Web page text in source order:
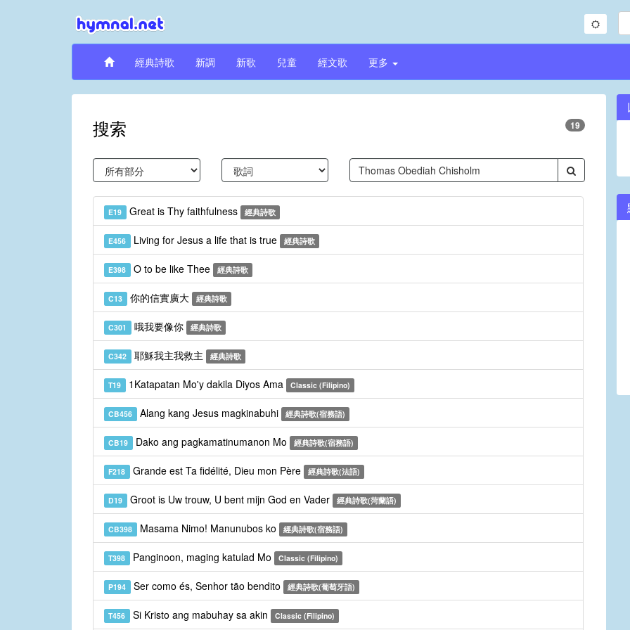
經典詩歌 新調 新歌 兒童 經文歌 更多
搜索 19
E19 Great is Thy faithfulness 經典詩歌
E456 Living for Jesus a life that is true 經典詩歌
E398 O to be like Thee 經典詩歌
C13 你的信實廣大 經典詩歌
C301 哦我要像你 經典詩歌
C342 耶穌我主我救主 經典詩歌
T19 1Katapatan Mo'y dakila Diyos Ama Classic (Filipino)
CB456 Alang kang Jesus magkinabuhi 經典詩歌(宿務語)
CB19 Dako ang pagkamatinumanon Mo 經典詩歌(宿務語)
F218 Grande est Ta fidélité, Dieu mon Père 經典詩歌(法語)
D19 Groot is Uw trouw, U bent mijn God en Vader 經典詩歌(菏蘭語)
CB398 Masama Nimo! Manunubos ko 經典詩歌(宿務語)
T398 Panginoon, maging katulad Mo Classic (Filipino)
P194 Ser como és, Senhor tão bendito 經典詩歌(葡萄牙語)
T456 Si Kristo ang mabuhay sa akin Classic (Filipino)